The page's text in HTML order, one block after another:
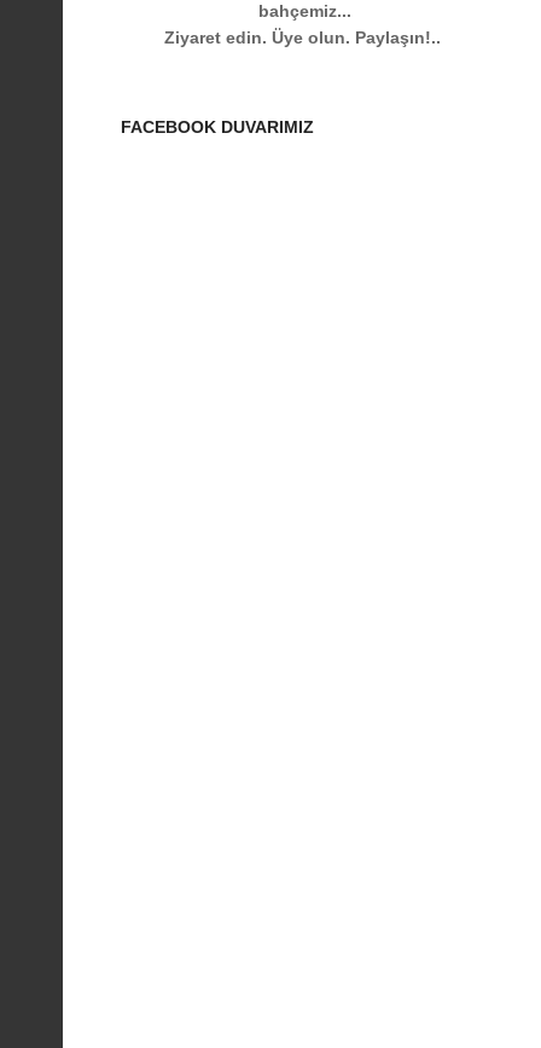
bahçemiz...
Ziyaret edin. Üye olun. Paylaşın!..
FACEBOOK DUVARIMIZ